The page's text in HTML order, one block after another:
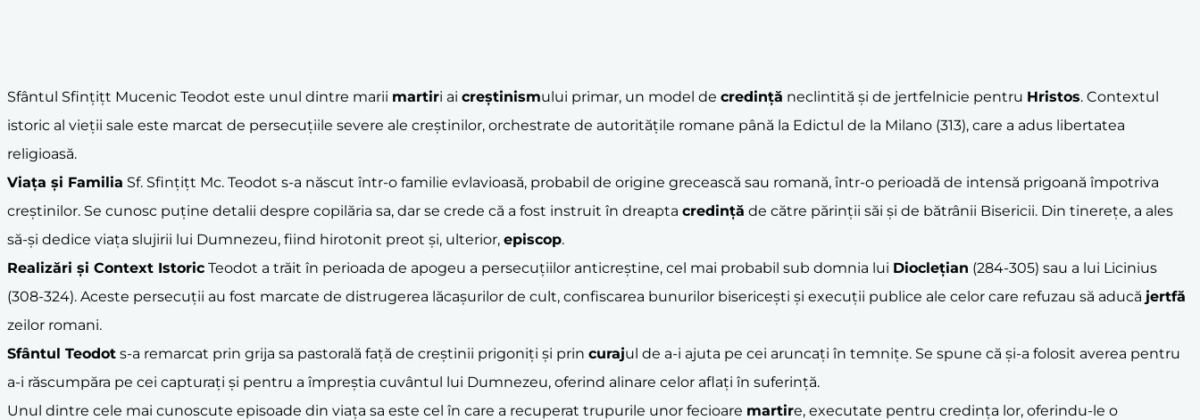
Sfântul Sfințițt Mucenic Teodot este unul dintre marii martiri ai creștinismului primar, un model de credință neclintită și de jertfelnicie pentru Hristos. Contextul
istoric al vieții sale este marcat de persecuțiile severe ale creștinilor, orchestrate de autoritățile romane până la Edictul de la Milano (313), care a adus libertatea
religioasă.
Viața și Familia Sf. Sfințițt Mc. Teodot s-a născut într-o familie evlavioasă, probabil de origine grecească sau romană, într-o perioadă de intensă prigoană împotriva
creștinilor. Se cunosc puține detalii despre copilăria sa, dar se crede că a fost instruit în dreapta credință de către părinții săi și de bătrânii Bisericii. Din tinerețe, a ales
să-și dedice viața slujirii lui Dumnezeu, fiind hirotonit preot și, ulterior, episcop.
Realizări și Context Istoric Teodot a trăit în perioada de apogeu a persecuțiilor anticreștine, cel mai probabil sub domnia lui Dioclețian (284-305) sau a lui Licinius
(308-324). Aceste persecuții au fost marcate de distrugerea lăcașurilor de cult, confiscarea bunurilor bisericești și execuții publice ale celor care refuzau să aducă jertfă
zeilor romani.
Sfântul Teodot s-a remarcat prin grija sa pastorală față de creștinii prigoniți și prin curajul de a-i ajuta pe cei aruncați în temnițe. Se spune că și-a folosit averea pentru
a-i răscumpăra pe cei capturați și pentru a împreştia cuvântul lui Dumnezeu, oferind alinare celor aflați în suferință.
Unul dintre cele mai cunoscute episoade din viața sa este cel în care a recuperat trupurile unor fecioare martire, executate pentru credința lor, oferindu-le o